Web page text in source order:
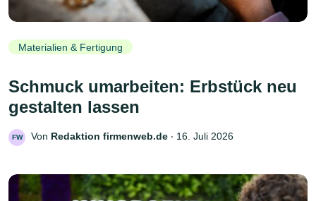
Materialien & Fertigung
Schmuck umarbeiten: Erbstück neu
gestalten lassen
FW Von Redaktion firmenweb.de ‧ 16. Juli 2026